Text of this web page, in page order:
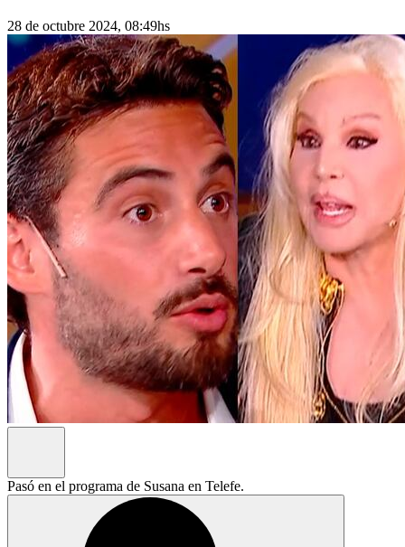
28 de octubre 2024, 08:49hs
Pasó en el programa de Susana en Telefe.